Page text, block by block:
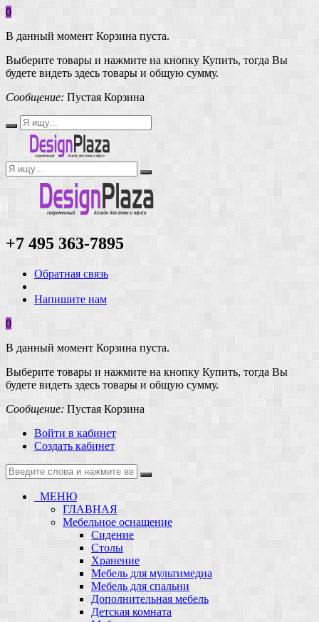
0
В данный момент Корзина пуста.
Выберите товары и нажмите на кнопку Купить, тогда Вы
будете видеть здесь товары и общую сумму.
Сообщение: Пустая Корзина
+7 495 363-7895
Обратная связь
Напишите нам
0
В данный момент Корзина пуста.
Выберите товары и нажмите на кнопку Купить, тогда Вы
будете видеть здесь товары и общую сумму.
Сообщение: Пустая Корзина
Войти в кабинет
Создать кабинет
МЕНЮ
ГЛАВНАЯ
Мебельное оснащение
Сидение
Столы
Хранение
Мебель для мультимедиа
Мебель для спальни
Дополнительная мебель
Детская комната